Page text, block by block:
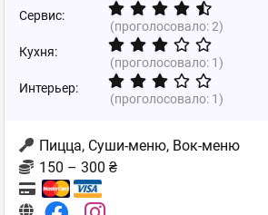
Сервис:
(проголосовало:2)
Кухня:
(проголосовало: 1)
Интерьер:
(проголосовало: 1)
Пицца, Суши-меню, Вок-меню
150 – 300 ₴